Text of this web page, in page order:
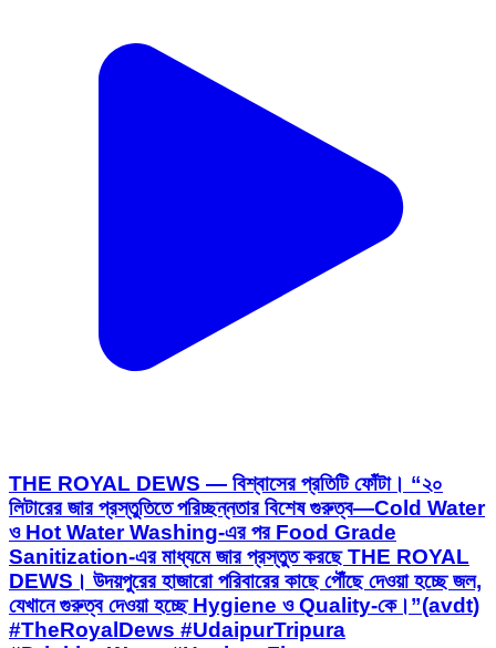
THE ROYAL DEWS — বিশ্বাসের প্রতিটি ফোঁটা। “২০
লিটারের জার প্রস্তুতিতে পরিচ্ছন্নতার বিশেষ গুরুত্ব—Cold Water
ও Hot Water Washing-এর পর Food Grade
Sanitization-এর মাধ্যমে জার প্রস্তুত করছে THE ROYAL
DEWS। উদয়পুরের হাজারো পরিবারের কাছে পৌঁছে দেওয়া হচ্ছে জল,
যেখানে গুরুত্ব দেওয়া হচ্ছে Hygiene ও Quality-কে।”(avdt)
#TheRoyalDews #UdaipurTripura